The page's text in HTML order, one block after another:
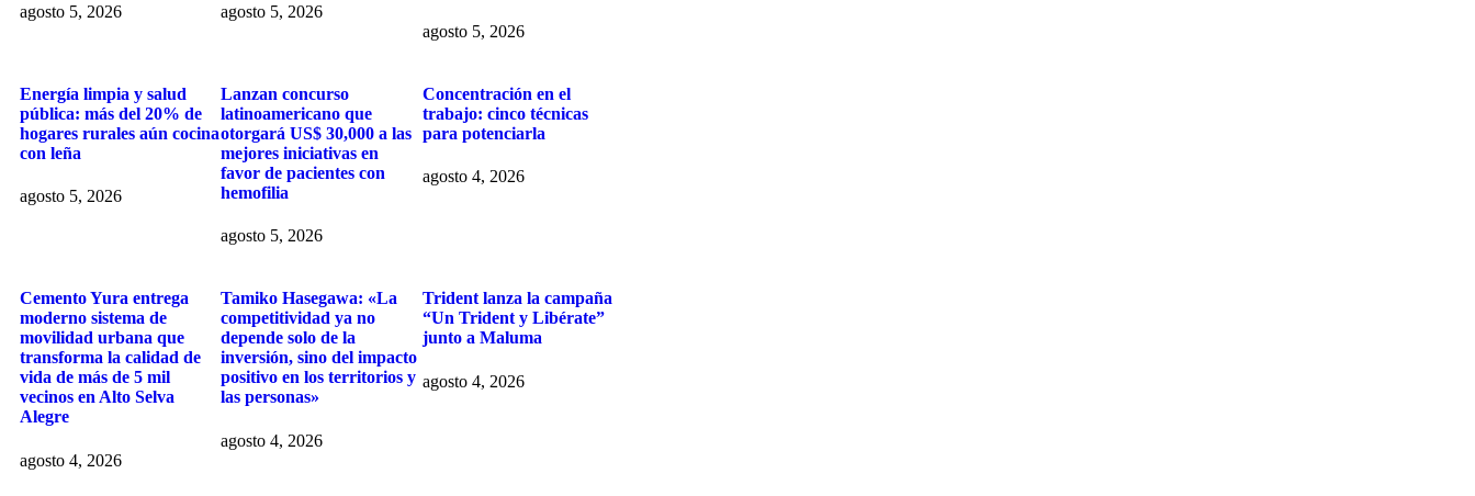
agosto 5, 2026 agosto 5, 2026
agosto 5, 2026
Energía limpia y salud
pública: más del 20% de
hogares rurales aún cocina
con leña
agosto 5, 2026
Lanzan concurso
latinoamericano que
otorgará US$ 30,000 a las
mejores iniciativas en
favor de pacientes con
hemofilia
agosto 5, 2026
Concentración en el
trabajo: cinco técnicas
para potenciarla
agosto 4, 2026
Cemento Yura entrega
moderno sistema de
movilidad urbana que
transforma la calidad de
vida de más de 5 mil
vecinos en Alto Selva
Alegre
agosto 4, 2026
Tamiko Hasegawa: «La
competitividad ya no
depende solo de la
inversión, sino del impacto
positivo en los territorios y
las personas»
agosto 4, 2026
Trident lanza la campaña
“Un Trident y Libérate”
junto a Maluma
agosto 4, 2026